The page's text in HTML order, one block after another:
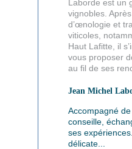
Laborde est un
vignobles.
d’œnologie et
viticoles,
Haut Lafitte, il
vous proposer
au fil de ses
Jean Michel
Accompagné
conseille,
ses
délicate...